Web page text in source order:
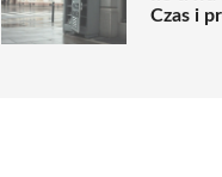
Czas i